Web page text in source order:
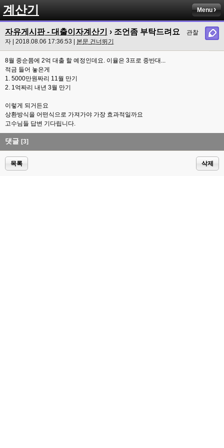
계산기 Menu
자유게시판 - 대출이자계산기 › 조언좀 부탁드려요
관찰
자 | 2018.08.06 17:36:53 | 본문 건너뛰기
8월 중순쯤에 2억 대출 할 예정인데요. 이율은 3프로 중반대...
적금 들어 놓은게
1. 5000만원짜리 11월 만기
2. 1억짜리 내년 3월 만기
이렇게 되거든요
상환방식을 어떤식으로 가져가야 가장 효과적일까요
고수님들 답변 기다립니다.
댓글 [3]
목록 삭제